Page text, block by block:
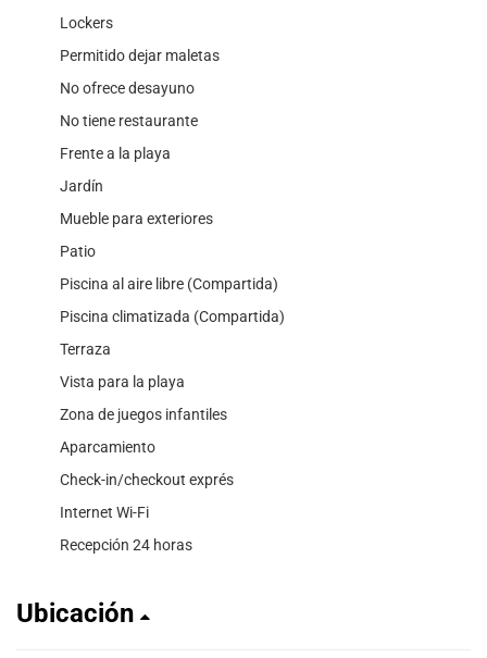
Lockers
Permitido dejar maletas
No ofrece desayuno
No tiene restaurante
Frente a la playa
Jardín
Mueble para exteriores
Patio
Piscina al aire libre (Compartida)
Piscina climatizada (Compartida)
Terraza
Vista para la playa
Zona de juegos infantiles
Aparcamiento
Check-in/checkout exprés
Internet Wi-Fi
Recepción 24 horas
Ubicación